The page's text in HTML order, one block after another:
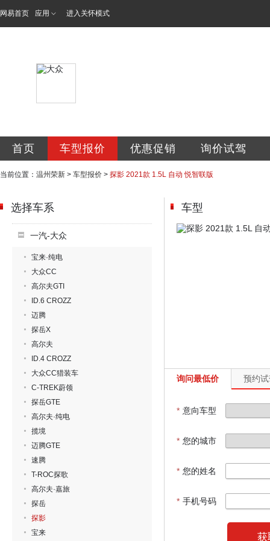
网易首页 应用 进入关怀模式
首页 车型报价 优惠促销 询价试驾
当前位置： 温州荣新 > 车型报价 > 探影 2021款 1.5L 自动 悦智联版
选择车系
一汽-大众
宝来·纯电
大众CC
高尔夫GTI
ID.6 CROZZ
迈腾
探岳X
高尔夫
ID.4 CROZZ
大众CC猎装车
C-TREK蔚领
探岳GTE
高尔夫·纯电
揽境
迈腾GTE
速腾
T-ROC探歌
高尔夫·嘉旅
探岳
探影
宝来
车型
询问最低价 预约
* 意向车型
* 您的城市
* 您的姓名
* 手机号码
获